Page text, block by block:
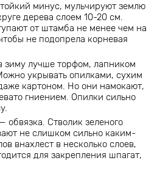
минус, мульчируют землю
дерева слоем 10-20 см.
от штамба не менее чем на
не подопрела корневая
зиму лучше торфом, лапником
укрывать опилками, сухим
картоном. Но они намокают,
гниением. Опилки сильно
обвязка. Стволик зеленого
не слишком сильно каким-
внахлест в несколько слоев,
для закрепления шпагат,